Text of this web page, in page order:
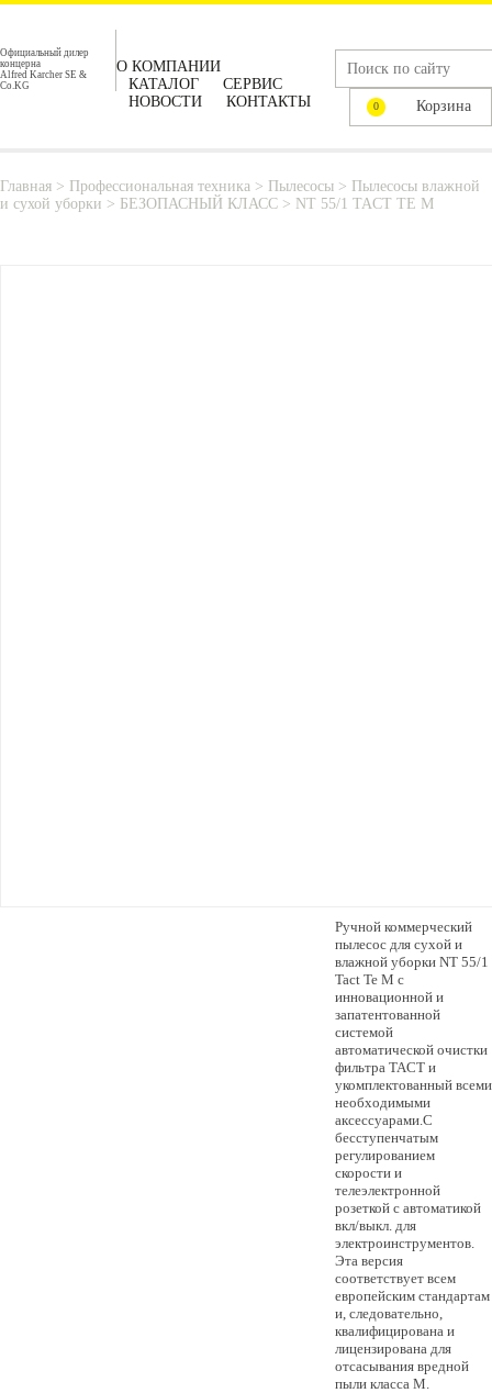
Официальный дилер
концерна
Alfred Karcher SE &
Co.KG
О КОМПАНИИ
КАТАЛОГ
СЕРВИС
НОВОСТИ
КОНТАКТЫ 0 Корзина
Главная > Профессиональная техника > Пылесосы > Пылесосы влажной
и сухой уборки > БЕЗОПАСНЫЙ КЛАСС > NT 55/1 TACT TE M
Ручной коммерческий
пылесос для сухой и
влажной уборки NT 55/1
Tact Te M с
инновационной и
запатентованной
системой
автоматической очистки
фильтра TACT и
укомплектованный всеми
необходимыми
аксессуарами.С
бесступенчатым
регулированием
скорости и
телеэлектронной
розеткой с автоматикой
вкл/выкл. для
электроинструментов.
Эта версия
соответствует всем
европейским стандартам
и, следовательно,
квалифицирована и
лицензирована для
отсасывания вредной
пыли класса M.